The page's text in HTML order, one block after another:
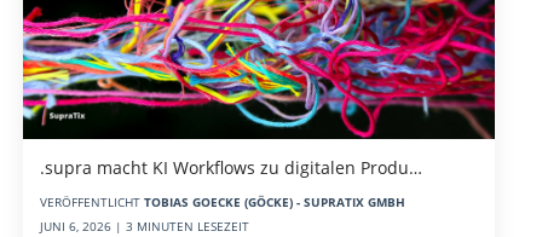
.supra macht KI Workflows zu digitalen Produ…
VERÖFFENTLICHT TOBIAS GOECKE (GÖCKE) - SUPRATIX GMBH
JUNI 6, 2026 | 3 MINUTEN LESEZEIT